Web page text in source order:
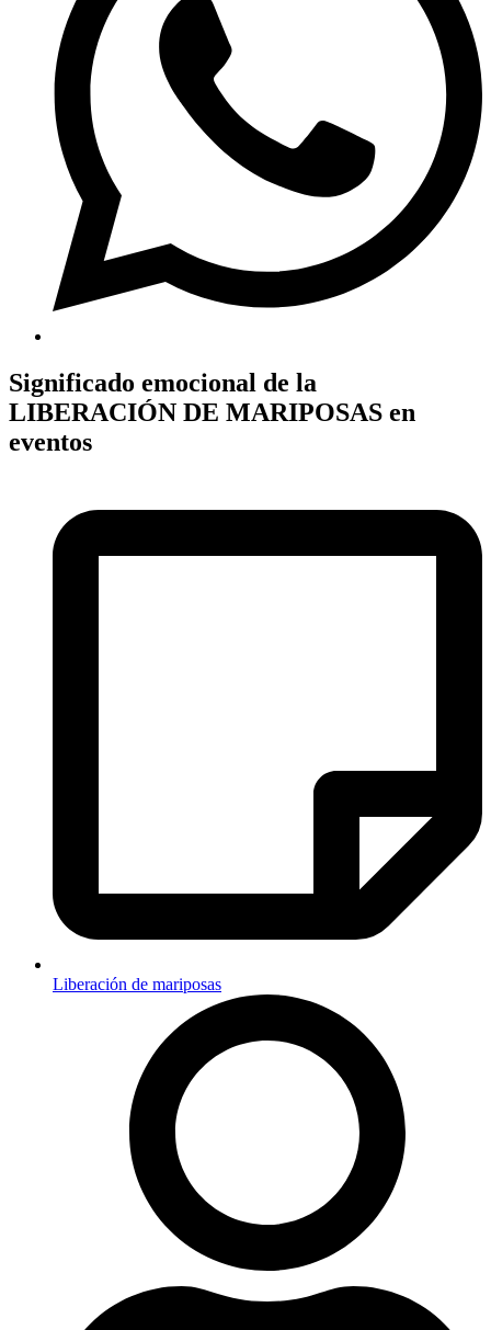
Significado emocional de la
LIBERACIÓN DE MARIPOSAS en
eventos
Liberación de mariposas